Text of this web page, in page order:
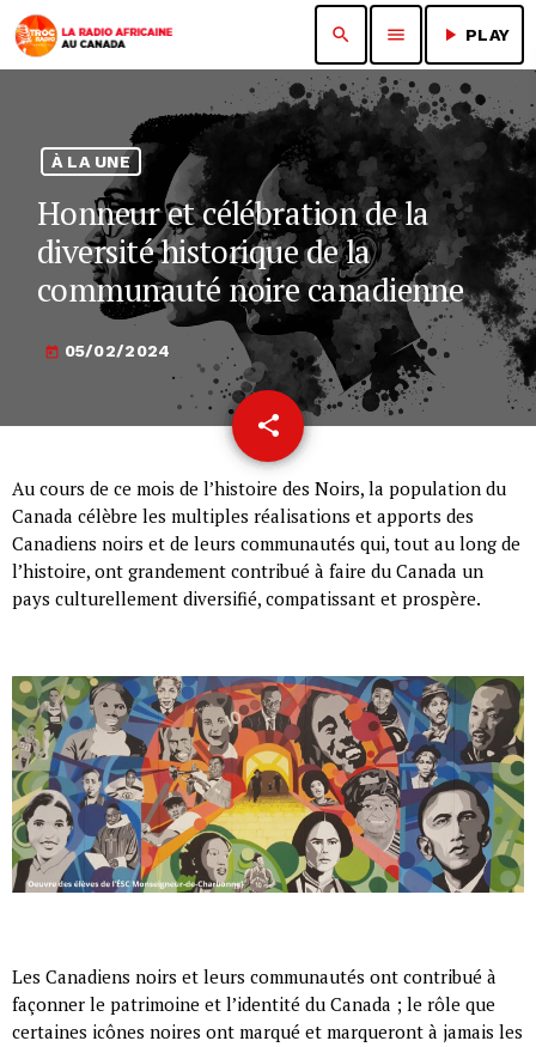
search menu play_arrow PLAY
À LA UNE
Honneur et célébration de la
diversité historique de la
communauté noire canadienne
today 05/02/2024
share
email
Au cours de ce mois de l’histoire des Noirs, la population du
Canada célèbre les multiples réalisations et apports des
Canadiens noirs et de leurs communautés qui, tout au long de
l’histoire, ont grandement contribué à faire du Canada un
pays culturellement diversifié, compatissant et prospère.
Les Canadiens noirs et leurs communautés ont contribué à
façonner le patrimoine et l’identité du Canada ; le rôle que
certaines icônes noires ont marqué et marqueront à jamais les